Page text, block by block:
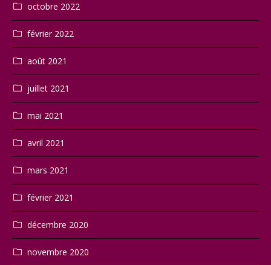
octobre 2022
février 2022
août 2021
juillet 2021
mai 2021
avril 2021
mars 2021
février 2021
décembre 2020
novembre 2020